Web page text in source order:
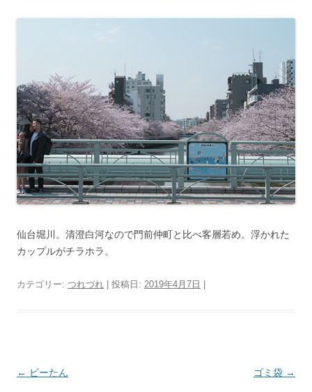
仙台堀川。清澄白河なので門前仲町と比べ客層若め。浮かれた
カップルがチラホラ。
カテゴリー: つれづれ | 投稿日: 2019年4月7日 |
投
← ビーたん ゴミ袋 →